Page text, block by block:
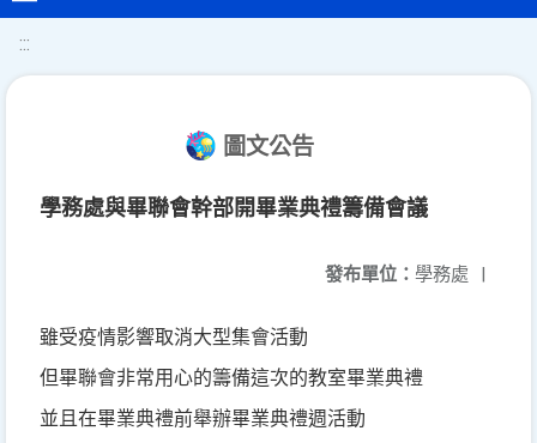
:::
圖文公告
學務處與畢聯會幹部開畢業典禮籌備會議
發布單位： 學務處 |
雖受疫情影響取消大型集會活動
但畢聯會非常用心的籌備這次的教室畢業典禮
並且在畢業典禮前舉辦畢業典禮週活動